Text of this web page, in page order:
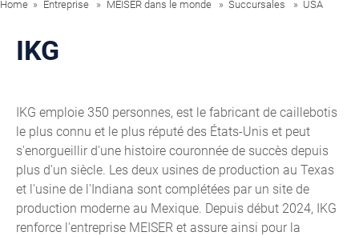
Home Entreprise MEISER dans le monde Succursales USA
IKG
IKG emploie 350 personnes, est le fabricant de caillebotis
le plus connu et le plus réputé des États-Unis et peut
s'enorgueillir d'une histoire couronnée de succès depuis
plus d'un siècle. Les deux usines de production au Texas
et l'usine de l'Indiana sont complétées par un site de
production moderne au Mexique. Depuis début 2024, IKG
renforce l'entreprise MEISER et assure ainsi pour la